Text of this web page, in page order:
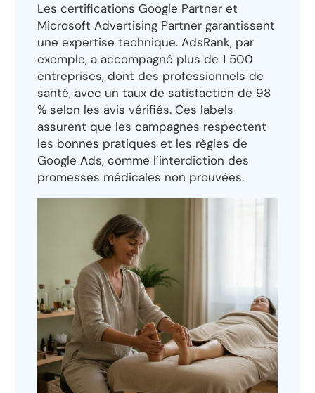
Les certifications Google Partner et
Microsoft Advertising Partner garantissent
une expertise technique. AdsRank, par
exemple, a accompagné plus de 1 500
entreprises, dont des professionnels de
santé, avec un taux de satisfaction de 98
% selon les avis vérifiés. Ces labels
assurent que les campagnes respectent
les bonnes pratiques et les règles de
Google Ads, comme l’interdiction des
promesses médicales non prouvées.